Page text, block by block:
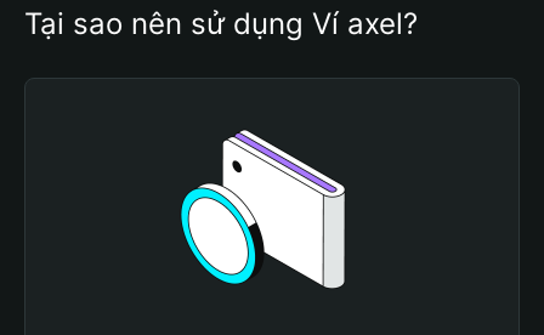
Tại sao nên sử dụng Ví axel?